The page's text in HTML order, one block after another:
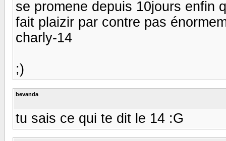
se promene depuis 10jours enfin
fait plaizir par contre pas
charly-14
;)
bevanda
tu sais ce qui te dit le 14 :G